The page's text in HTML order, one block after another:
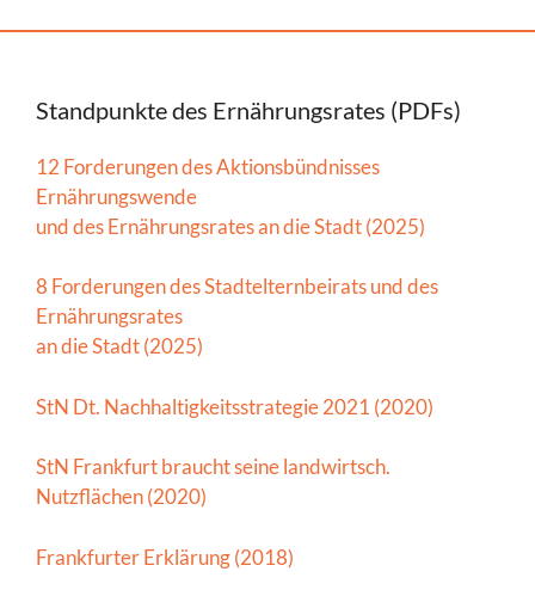
Standpunkte des Ernährungsrates (PDFs)
12 Forderungen des Aktionsbündnisses
Ernährungswende
und des Ernährungsrates an die Stadt (2025)
8 Forderungen des Stadtelternbeirats und des
Ernährungsrates
an die Stadt (2025)
StN Dt. Nachhaltigkeitsstrategie 2021 (2020)
StN Frankfurt braucht seine landwirtsch.
Nutzflächen (2020)
Frankfurter Erklärung (2018)